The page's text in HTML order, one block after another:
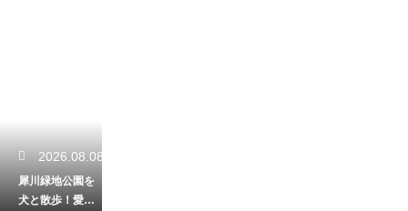
2026.08.08
犀川緑地公園を
犬と散歩！愛犬